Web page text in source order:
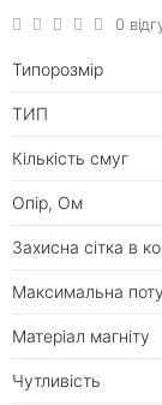
0
Типорозмір
ТИП
Кількість смуг
Опір, Ом
Захисна сітка в
Максимальна
Матеріал магніту
Чутливість